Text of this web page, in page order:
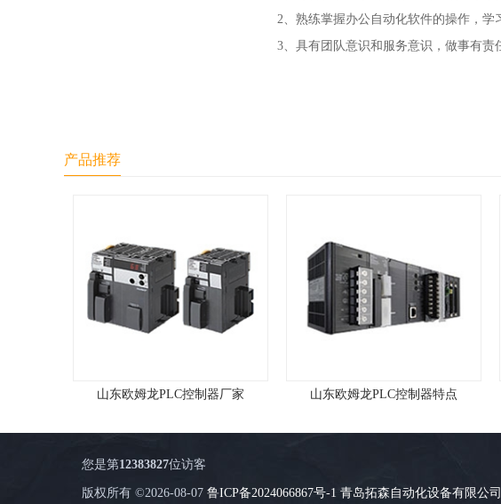
2、熟练掌握办公自动化软件的操作，学
3、具有团队意识和服务意识，做事有责
产品推荐
山东欧姆龙PLC控制器特点 -欧姆龙代理授权
您是第12383827位访客
版权所有 ©2026-08-07 鲁ICP备2024066867号-1 青岛拓森自动化设备有限公司